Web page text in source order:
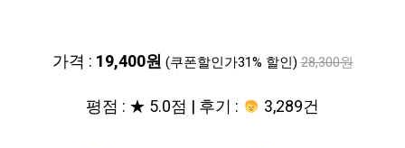
가격 : 19,400원 (쿠폰할인가31% 할인) 28,300원
평점 : ★ 5.0점 | 후기 : 3,289건